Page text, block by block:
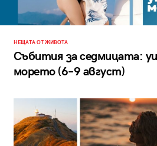
НЕЩАТА ОТ ЖИВОТА
Събития за седмицата:
морето (6–9 август)